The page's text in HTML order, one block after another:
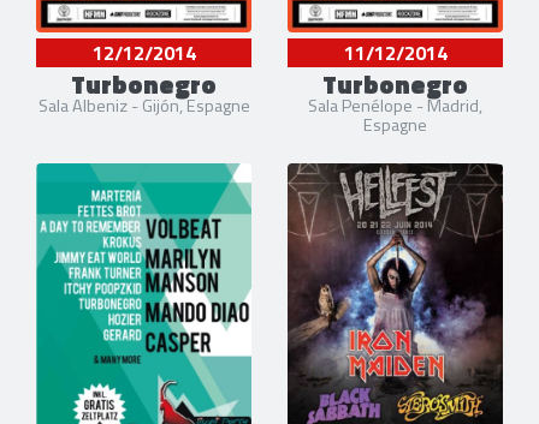
12/12/2014
Turbonegro
Sala Albeniz - Gijón, Espagne
11/12/2014
Turbonegro
Sala Penélope - Madrid,
Espagne